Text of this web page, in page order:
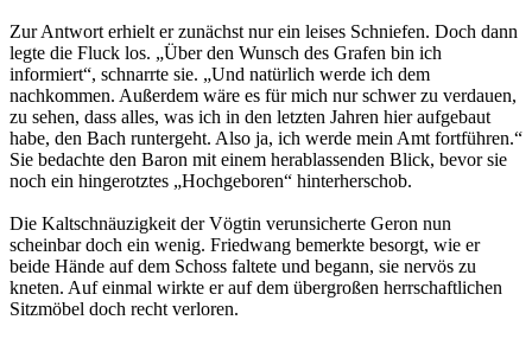
Zur Antwort erhielt er zunächst nur ein leises Schniefen. Doch dann
legte die Fluck los. „Über den Wunsch des Grafen bin ich
informiert“, schnarrte sie. „Und natürlich werde ich dem
nachkommen. Außerdem wäre es für mich nur schwer zu verdauen,
zu sehen, dass alles, was ich in den letzten Jahren hier aufgebaut
habe, den Bach runtergeht. Also ja, ich werde mein Amt fortführen.“
Sie bedachte den Baron mit einem herablassenden Blick, bevor sie
noch ein hingerotztes „Hochgeboren“ hinterherschob.
Die Kaltschnäuzigkeit der Vögtin verunsicherte Geron nun
scheinbar doch ein wenig. Friedwang bemerkte besorgt, wie er
beide Hände auf dem Schoss faltete und begann, sie nervös zu
kneten. Auf einmal wirkte er auf dem übergroßen herrschaftlichen
Sitzmöbel doch recht verloren.